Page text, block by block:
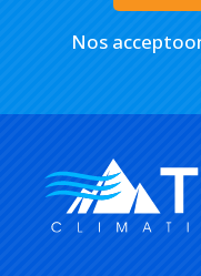
Nos